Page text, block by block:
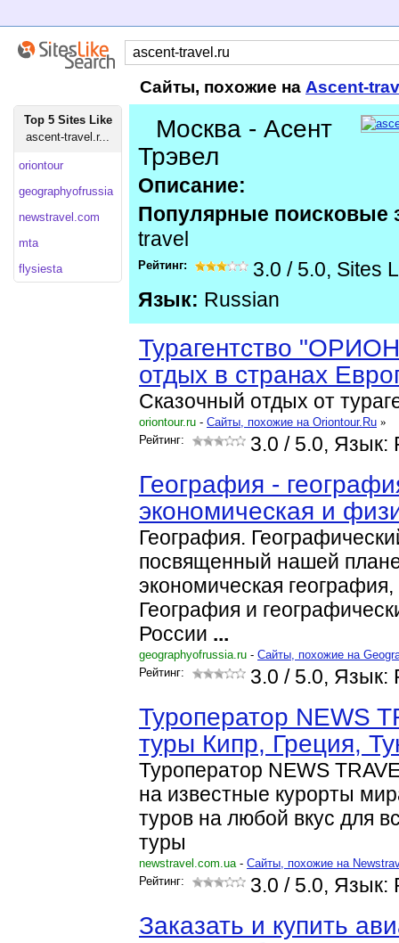
Сайты, похожие на Ascent-
Top 5 Sites Like
ascent-travel.r...
oriontour
geographyofrussia
newstravel.com
mta
flysiesta
Москва - Асент
Трэвел
Описание:
Популярные поисковые
travel
Рейтинг: 3.0 / 5.0, Sites
Язык: Russian
Турагентство
отдых в странах
Сказочный отдых от
oriontour.ru - Cайты, похожие на Oriontour.Ru »
Рейтинг:
3.0 / 5.0, Язык:
География -
экономическая и
География.
посвященный нашей
экономическая
География и
России ...
geographyofrussia.ru - Cайты, похожие на
Рейтинг:
3.0 / 5.0, Язык:
Туроператор NEWS
туры Кипр, Греция,
Туроператор NEWS
на известные курорты
туров на любой вкус для
туры
newstravel.com.ua- Cайты, похожие на
Рейтинг:
3.0 / 5.0, Язык:
Заказать и купить